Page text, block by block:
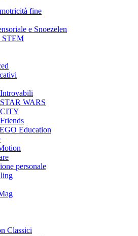
fine
e Snoezelen
STEM
WARS
Education
personale
Classici